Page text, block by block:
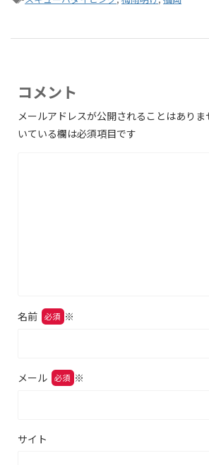
コメント
メールアドレスが公開されることはありま
いている欄は必須項目です
名前 ※
メール ※
サイト